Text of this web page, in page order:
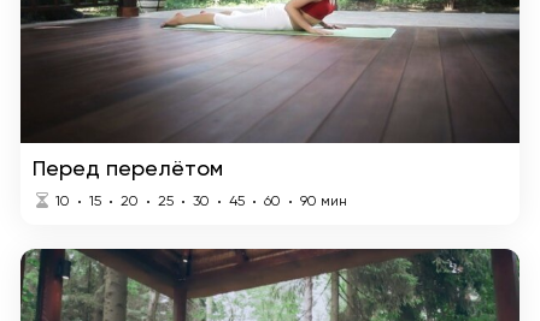
Перед перелётом
10 15 20 25 30 45 60 90 мин